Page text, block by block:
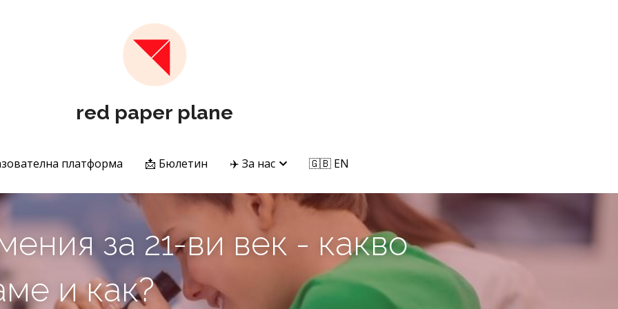
red paper plane
платформа 📩 Бюлетин ✈️ За нас 🇬🇧 EN
red paper plane
платформа 📩 Бюлетин ✈️ За нас 🇬🇧 EN
за 21-ви век - какво
и как?